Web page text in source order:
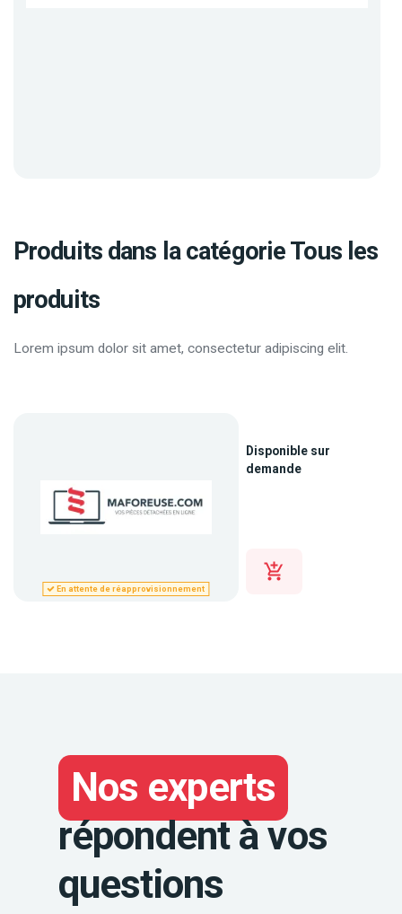
Produits dans la catégorie Tous les
produits
Lorem ipsum dolor sit amet, consectetur adipiscing elit.
En attente de réapprovisionnement
Disponible sur
demande
Nos experts
répondent à vos
questions